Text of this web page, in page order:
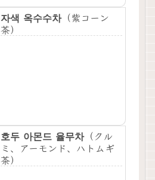
자색 옥수수차（紫コーン
茶）
호두 아몬드 율무차（クル
ミ、アーモンド、ハトムギ
茶）